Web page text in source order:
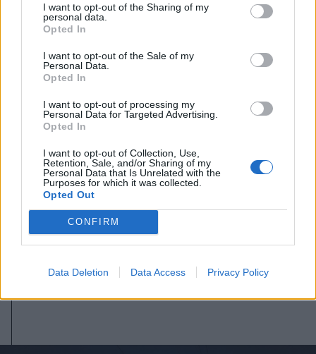
I want to opt-out of the Sharing of my
personal data.
Opted In
I want to opt-out of the Sale of my
Personal Data.
Opted In
I want to opt-out of processing my
Personal Data for Targeted Advertising.
Opted In
I want to opt-out of Collection, Use,
Retention, Sale, and/or Sharing of my
Personal Data that Is Unrelated with the
Purposes for which it was collected.
Opted Out
CONFIRM
Data Deletion Data Access Privacy Policy
2026. augusztus 07., péntek
Visszaküldte a parlamentnek
Nicușor Dan a közel 900 medve